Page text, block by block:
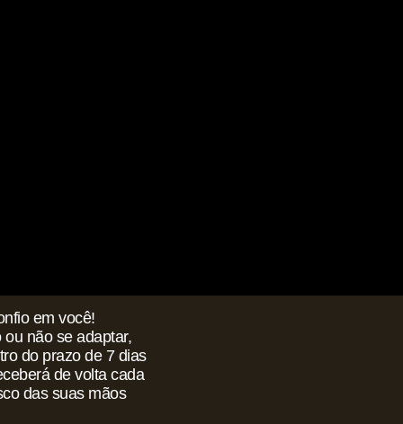
em você!
não se adaptar,
do prazo de 7 dias
de volta cada
das suas mãos